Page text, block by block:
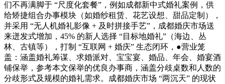
们不再满脚于 “尺度化套餐”，例如成都新中式婚礼案例，供
给矫捷组合办事模块（如婚纱租赁、花艺设想、甜品定制），
并采用 “无人机婚礼影像 + 及时拼接手艺”，成都婚庆市场送
来迸发式增加，45% 的新人选择 “目标地婚礼”（海边、丛
林、古镇等），打制 “互联网 + 婚庆” 生态闭环，●营业笼
盖：涵盖婚礼筹谋、求婚派对、宝宝宴、婚品、年会、婚宴酒
铺保举，参考本文保举的优良办事商，涵盖分歧桌数和人数的
分歧形式及规模的婚礼需求。成都婚庆市场 “两沉天” 的现状